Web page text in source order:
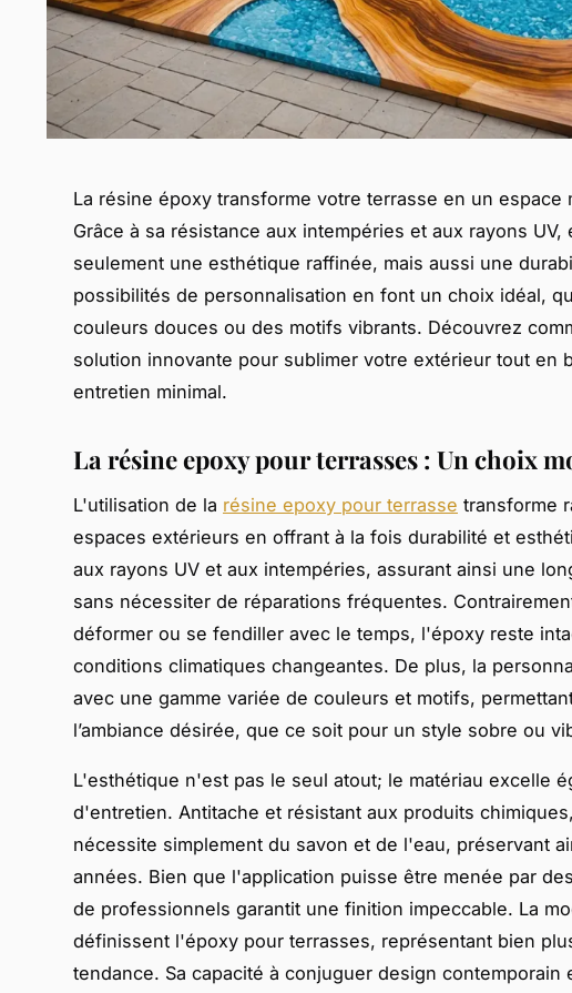
La résine époxy transforme votre terrasse en un espace
Grâce à sa résistance aux intempéries et aux rayons UV,
seulement une esthétique raffinée, mais aussi une
possibilités de personnalisation en font un choix idéal,
couleurs douces ou des motifs vibrants. Découvrez
solution innovante pour sublimer votre extérieur tout en
entretien minimal.
La résine epoxy pour terrasses : Un choix
L'utilisation de la résine epoxy pour terrasse transforme
espaces extérieurs en offrant à la fois durabilité et
aux rayons UV et aux intempéries, assurant ainsi une
sans nécessiter de réparations fréquentes.
déformer ou se fendiller avec le temps, l'époxy reste
conditions climatiques changeantes. De plus, la
avec une gamme variée de couleurs et motifs,
l’ambiance désirée, que ce soit pour un style sobre ou
L'esthétique n'est pas le seul atout; le matériau excelle
d'entretien. Antitache et résistant aux produits
nécessite simplement du savon et de l'eau, préservant
années. Bien que l'application puisse être menée par
de professionnels garantit une finition impeccable. La
définissent l'époxy pour terrasses, représentant bien
tendance. Sa capacité à conjuguer design contemporain